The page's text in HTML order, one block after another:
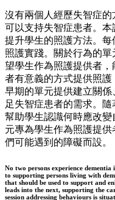
沒有兩個人經歷失智症
可以支持失智症患者。
提升學生的照護方法。
照護實踐。關於行為的
望學生作為照護提供者
者有意義的方式提供照護
早期的單元提供建立關
足失智症患者的需求。
幫助學生認識何時應改
元專為學生作為照護提
們可能遇到的障礙而設。
No two persons experience
to supporting persons living with
that should be used to support and
leads into the next, supporting the
session addressing behaviours is